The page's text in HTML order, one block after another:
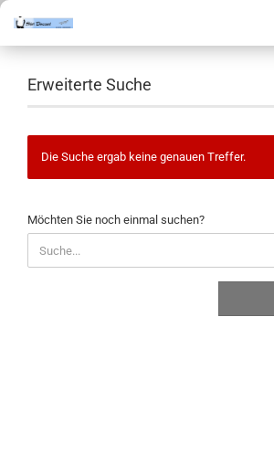
Erweiterte Suche
Die Suche ergab keine genauen Treffer.
MÖCHTEN
SIE
NOCH
EINMAL
Möchten Sie noch einmal suchen?